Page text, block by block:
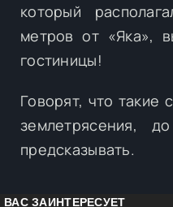
который
метров от «Яка»,
гостиницы!
Говорят, что такие
землетрясения,
предсказывать.